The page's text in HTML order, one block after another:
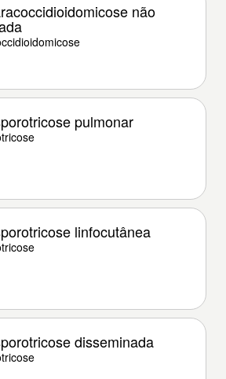
não
pulmonar
linfocutânea
disseminada